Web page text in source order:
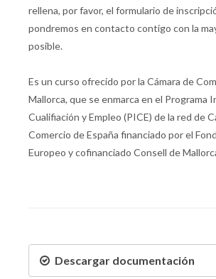
rellena, por favor, el formulario de
pondremos en contacto contigo con la
posible.
Es un curso ofrecido por la Cámara de
Mallorca, que se enmarca en el Programa
Cualifiación y Empleo (PICE) de la red de
Comercio de España financiado por el
Europeo y cofinanciado Consell de
Descargar documentación